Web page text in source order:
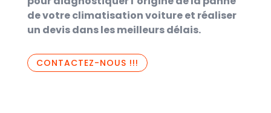
de votre climatisation voiture et réaliser
un devis dans les meilleurs délais.
CONTACTEZ-NOUS !!!